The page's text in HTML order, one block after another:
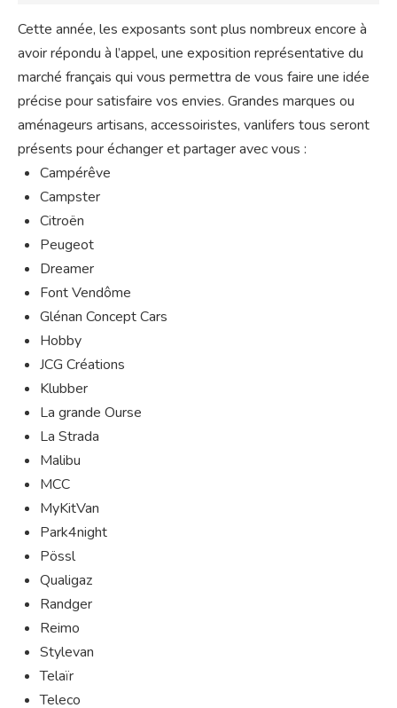
Cette année, les exposants sont plus nombreux encore à
avoir répondu à l’appel, une exposition représentative du
marché français qui vous permettra de vous faire une idée
précise pour satisfaire vos envies. Grandes marques ou
aménageurs artisans, accessoiristes, vanlifers tous seront
présents pour échanger et partager avec vous :
Campérêve
Campster
Citroën
Peugeot
Dreamer
Font Vendôme
Glénan Concept Cars
Hobby
JCG Créations
Klubber
La grande Ourse
La Strada
Malibu
MCC
MyKitVan
Park4night
Pössl
Qualigaz
Randger
Reimo
Stylevan
Telaïr
Teleco